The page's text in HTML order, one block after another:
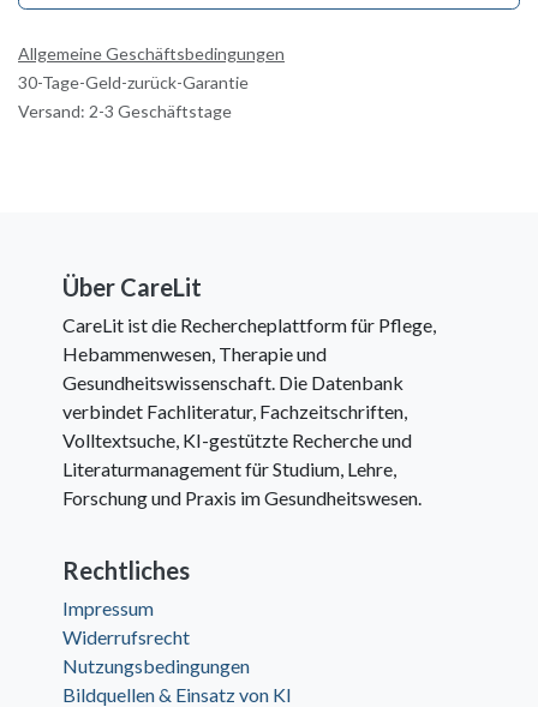
Allgemeine Geschäftsbedingungen
30-Tage-Geld-zurück-Garantie
Versand: 2-3 Geschäftstage
Über CareLit
CareLit ist die Rechercheplattform für Pflege,
Hebammenwesen, Therapie und
Gesundheitswissenschaft. Die Datenbank
verbindet Fachliteratur, Fachzeitschriften,
Volltextsuche, KI-gestützte Recherche und
Literaturmanagement für Studium, Lehre,
Forschung und Praxis im Gesundheitswesen.
Rechtliches
Impressum
Widerrufsrecht
Nutzungsbedingungen
Bildquellen & Einsatz von KI